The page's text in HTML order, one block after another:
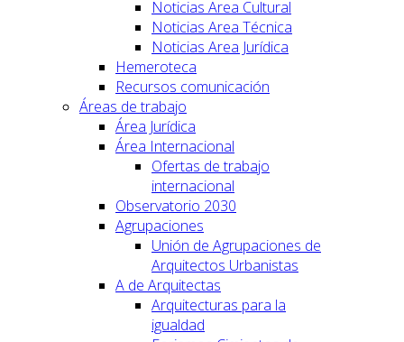
Noticias Area Cultural
Noticias Area Técnica
Noticias Area Jurídica
Hemeroteca
Recursos comunicación
Áreas de trabajo
Área Jurídica
Área Internacional
Ofertas de trabajo
internacional
Observatorio 2030
Agrupaciones
Unión de Agrupaciones de
Arquitectos Urbanistas
A de Arquitectas
Arquitecturas para la
igualdad